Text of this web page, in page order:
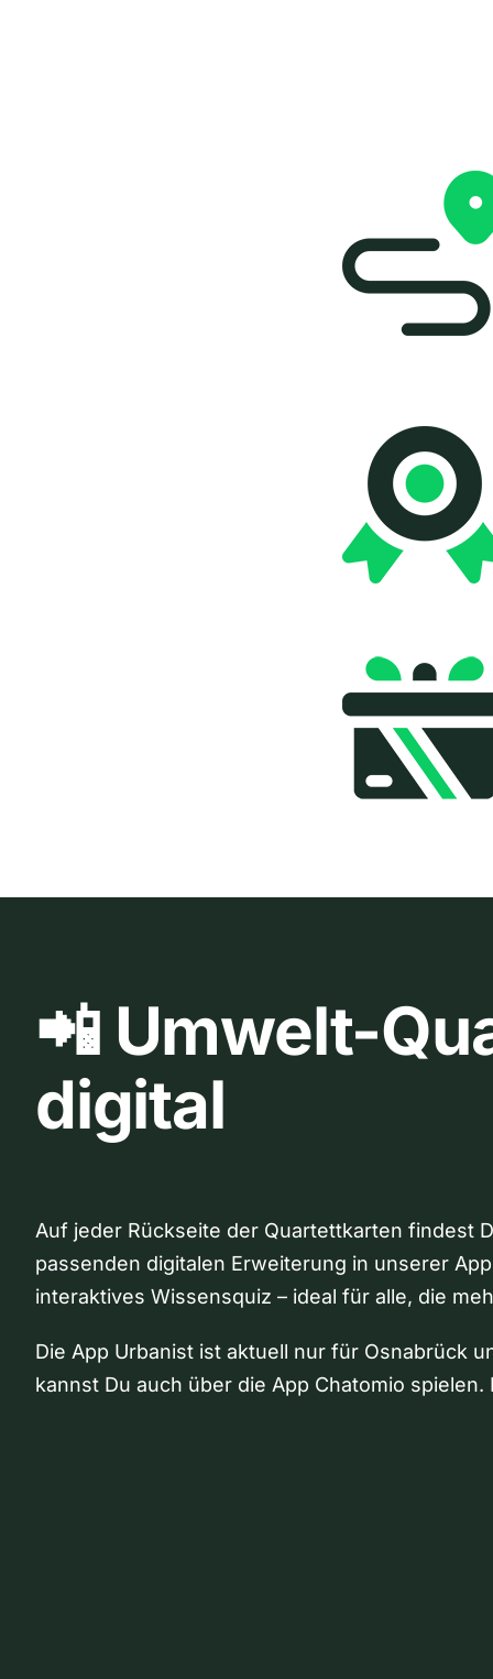
📲 Umwelt-
digital
Auf jeder Rückseite der Quartettkarten findest
passenden digitalen Erweiterung in unserer
interaktives Wissensquiz – ideal für alle, die
Die App Urbanist ist aktuell nur für Osnabrück
kannst Du auch über die App Chatomio